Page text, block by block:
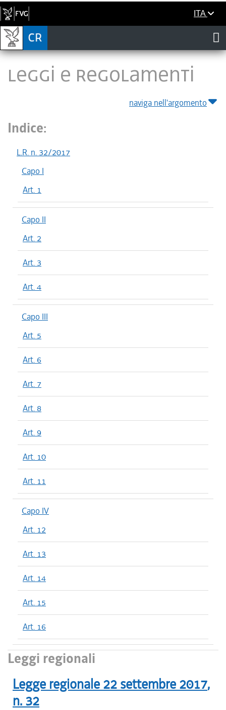
ITA
LEGGI E REGOLAMENTI
naviga nell'argomento
Indice:
L.R. n. 32/2017
Capo I
Art. 1
Capo II
Art. 2
Art. 3
Art. 4
Capo III
Art. 5
Art. 6
Art. 7
Art. 8
Art. 9
Art. 10
Art. 11
Capo IV
Art. 12
Art. 13
Art. 14
Art. 15
Art. 16
Leggi regionali
Legge regionale 22 settembre 2017,
n. 32